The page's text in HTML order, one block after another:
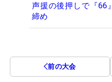
声援の後押しで『
締め
前の大会